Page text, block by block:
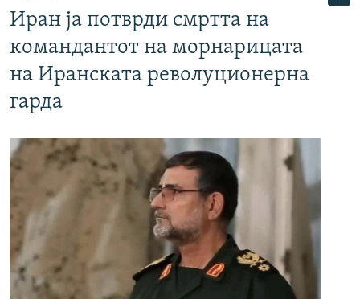
Иран ја потврди смртта на
командантот на морнарицата
на Иранската револуционерна
гарда